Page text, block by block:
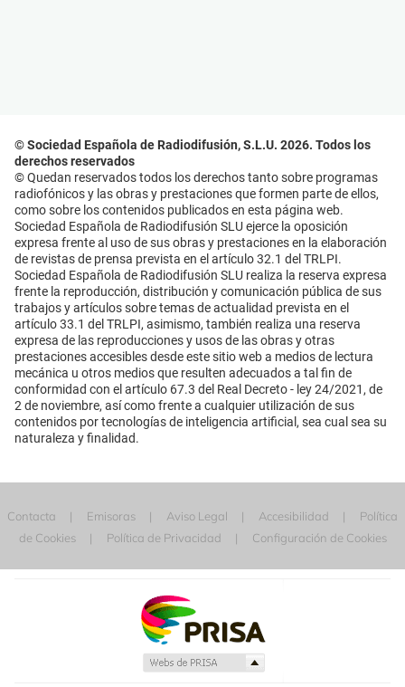
© Sociedad Española de Radiodifusión, S.L.U. 2026. Todos los
derechos reservados
© Quedan reservados todos los derechos tanto sobre programas
radiofónicos y las obras y prestaciones que formen parte de ellos,
como sobre los contenidos publicados en esta página web.
Sociedad Española de Radiodifusión SLU ejerce la oposición
expresa frente al uso de sus obras y prestaciones en la elaboración
de revistas de prensa prevista en el artículo 32.1 del TRLPI.
Sociedad Española de Radiodifusión SLU realiza la reserva expresa
frente la reproducción, distribución y comunicación pública de sus
trabajos y artículos sobre temas de actualidad prevista en el
artículo 33.1 del TRLPI, asimismo, también realiza una reserva
expresa de las reproducciones y usos de las obras y otras
prestaciones accesibles desde este sitio web a medios de lectura
mecánica u otros medios que resulten adecuados a tal fin de
conformidad con el artículo 67.3 del Real Decreto - ley 24/2021, de
2 de noviembre, así como frente a cualquier utilización de sus
contenidos por tecnologías de inteligencia artificial, sea cual sea su
naturaleza y finalidad.
Contacta Emisoras Aviso Legal Accesibilidad
Política
de Cookies
Política de Privacidad Configuración de Cookies